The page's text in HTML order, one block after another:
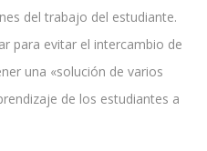
del trabajo del estudiante.
para evitar el intercambio de
una «solución de varios
de los estudiantes a